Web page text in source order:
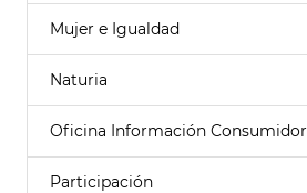
Mujer e Igualdad
Naturia
Oficina Información Consumidor
Participación